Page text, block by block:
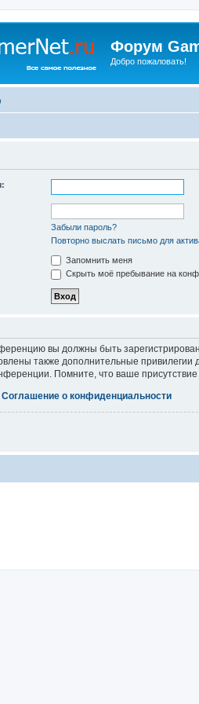
Форум
Добро пожаловать!
Забыли пароль?
Повторно выслать письмо для
Запомнить меня
Скрыть моё пребывание на
вы должны быть
также дополнительные
Помните, что ваше
Соглашение о конфиденциальности